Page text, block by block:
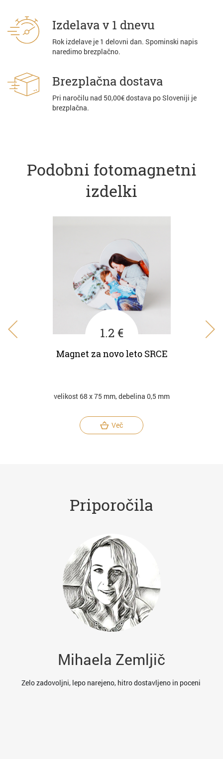
Izdelava v 1 dnevu
Rok izdelave je 1 delovni dan. Spominski napis
naredimo brezplačno.
Brezplačna dostava
Pri naročilu nad 50,00€ dostava po Sloveniji je
brezplačna.
Podobni fotomagnetni
izdelki
1.2 €
Magnet za novo leto SRCE
velikost 68 x 75 mm, debelina 0,5 mm
Več
Priporočila
Mihaela Zemljič
Zelo zadovoljni, lepo narejeno, hitro dostavljeno in poceni